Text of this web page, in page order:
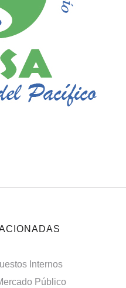
Internos
Público